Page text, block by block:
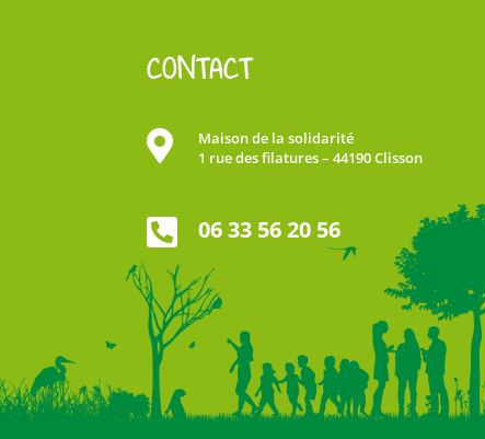
CONTACT

Maison de la solidarité
1 rue des filatures – 44190 Clisson
 06 33 56 20 56